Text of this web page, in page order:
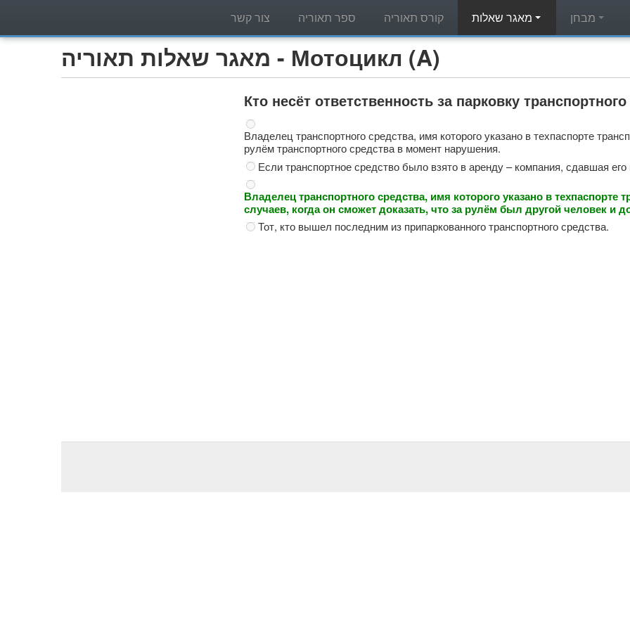
קורס תאוריה ספר תאוריה צור קשר
מאגר שאלות תאוריה - Мотоцикл (A)
Кто несёт ответственность за парковку
Владелец транспортного средства, имя которого указано в техпаспорте
рулём транспортного средства в момент нарушения.
Если транспортное средство было взято в аренду – компания, сдавшая его
Владелец транспортного средства, имя которого указано в техпаспорте
случаев, когда он сможет доказать, что за рулём был другой человек и
Тот, кто вышел последним из припаркованного транспортного средства.